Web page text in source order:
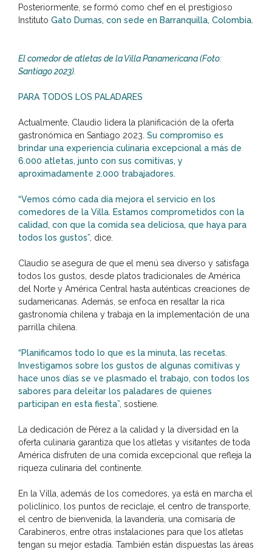
Posteriormente, se formó como chef en el prestigioso
Instituto Gato Dumas, con sede en Barranquilla, Colombia.
El comedor de atletas de la Villa Panamericana (Foto:
Santiago 2023).
PARA TODOS LOS PALADARES
Actualmente, Claudio lidera la planificación de la oferta
gastronómica en Santiago 2023. Su compromiso es
brindar una experiencia culinaria excepcional a más de
6.000 atletas, junto con sus comitivas, y
aproximadamente 2.000 trabajadores.
“Vemos cómo cada día mejora el servicio en los
comedores de la Villa. Estamos comprometidos con la
calidad, con que la comida sea deliciosa, que haya para
todos los gustos”, dice.
Claudio se asegura de que el menú sea diverso y satisfaga
todos los gustos, desde platos tradicionales de América
del Norte y América Central hasta auténticas creaciones de
sudamericanas. Además, se enfoca en resaltar la rica
gastronomía chilena y trabaja en la implementación de una
parrilla chilena.
“Planificamos todo lo que es la minuta, las recetas.
Investigamos sobre los gustos de algunas comitivas y
hace unos días se ve plasmado el trabajo, con todos los
sabores para deleitar los paladares de quienes
participan en esta fiesta”, sostiene.
La dedicación de Pérez a la calidad y la diversidad en la
oferta culinaria garantiza que los atletas y visitantes de toda
América disfruten de una comida excepcional que refleja la
riqueza culinaria del continente.
En la Villa, además de los comedores, ya está en marcha el
policlínico, los puntos de reciclaje, el centro de transporte,
el centro de bienvenida, la lavandería, una comisaría de
Carabineros, entre otras instalaciones para que los atletas
tengan su mejor estadía. También están dispuestas las áreas